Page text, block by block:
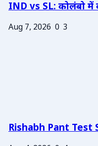
IND vs SL: कोलंबो में
Aug 7, 2026 0 3
Rishabh Pant Test